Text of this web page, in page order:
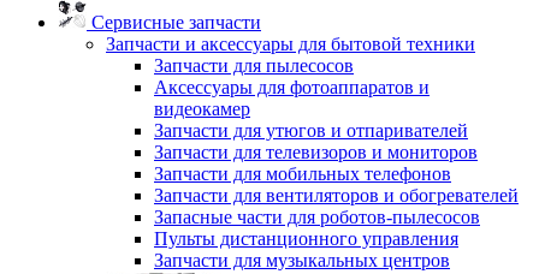
Сервисные запчасти
Запчасти и аксессуары для бытовой техники
Запчасти для пылесосов
Аксессуары для фотоаппаратов и
видеокамер
Запчасти для утюгов и отпаривателей
Запчасти для телевизоров и мониторов
Запчасти для мобильных телефонов
Запчасти для вентиляторов и обогревателей
Запасные части для роботов-пылесосов
Пульты дистанционного управления
Запчасти для музыкальных центров